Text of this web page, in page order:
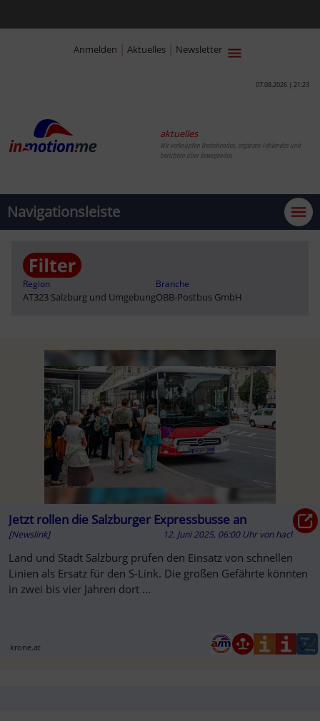
Anmelden | Aktuelles | Newsletter
07.08.2026 | 21:23
aktuelles
Wir verknüpfen Bestehendes, ergänzen Fehlendes und
berichten über Bewegendes
Navigationsleiste
Region
AT323 Salzburg und Umgebung
Branche
ÖBB-Postbus GmbH
Jetzt rollen die Salzburger Expressbusse an
[Newslink] 12. Juni 2025, 06:00 Uhr vonhacl
Land und Stadt Salzburg prüfen den Einsatz von schnellen
Linien als Ersatz für den S-Link. Die großen Gefährte könnten
in zwei bis vier Jahren dort ...
krone.at